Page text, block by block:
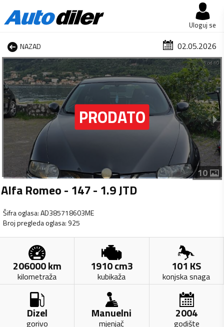
Uloguj se
NAZAD 02.05.2026
1 od 10
10
Alfa Romeo - 147 - 1.9 JTD
Šifra oglasa:AD385718603ME
Broj pregleda oglasa: 925
206000km
kilometraža
1910cm3
kubikaža
101 KS
konjska snaga
Dizel
gorivo
Manuelni
mjenjač
2004
godište